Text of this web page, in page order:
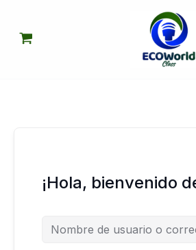
contenido
¡Hola, bienvenido